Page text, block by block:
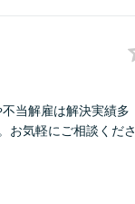
当解雇は解決実績多
お気軽にご相談くださ